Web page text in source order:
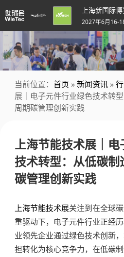
上海新国际
2027年6月16-
当前位置： 首页 »新闻资讯 »
展｜电子元件行业绿色技术转
周期碳管理创新实践
上海节能技术展｜
技术转型：从低碳
碳管理创新实践
上海节能技术展关注到在全球
重驱动下，电子元件行业正经
业领先企业通过绿色技术创新
担转化为核心竞争力，在低碳